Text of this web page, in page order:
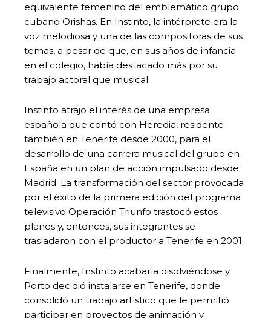
equivalente femenino del emblemático grupo
cubano Orishas. En Instinto, la intérprete era la
voz melodiosa y una de las compositoras de sus
temas, a pesar de que, en sus años de infancia
en el colegio, había destacado más por su
trabajo actoral que musical.
Instinto atrajo el interés de una empresa
española que contó con Heredia, residente
también en Tenerife desde 2000, para el
desarrollo de una carrera musical del grupo en
España en un plan de acción impulsado desde
Madrid. La transformación del sector provocada
por el éxito de la primera edición del programa
televisivo Operación Triunfo trastocó estos
planes y, entonces, sus integrantes se
trasladaron con el productor a Tenerife en 2001.
Finalmente, Instinto acabaría disolviéndose y
Porto decidió instalarse en Tenerife, donde
consolidó un trabajo artístico que le permitió
participar en proyectos de animación y